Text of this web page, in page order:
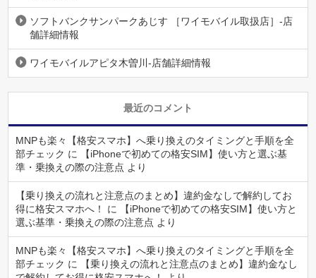
ソフトバンクサンパークあじす ［ワイモバイル取扱店］-店
舗詳細情報
ワイモバイルアピタ木曽川-店舗詳細情報
最近のコメント
MNPも楽々【格安スマホ】へ乗り換えのタイミングと手順を全
部チェック に
【iPhoneで初めての格安SIM】使い方と選ぶ基
準・乗換えの際の注意点 より
【乗り換えの流れと注意点のまとめ】違約金なしで解約してお
得に格安スマホへ！
に
【iPhoneで初めての格安SIM】使い方と
選ぶ基準・乗換えの際の注意点 より
MNPも楽々【格安スマホ】へ乗り換えのタイミングと手順を全
部チェック に
【乗り換えの流れと注意点のまとめ】違約金なし